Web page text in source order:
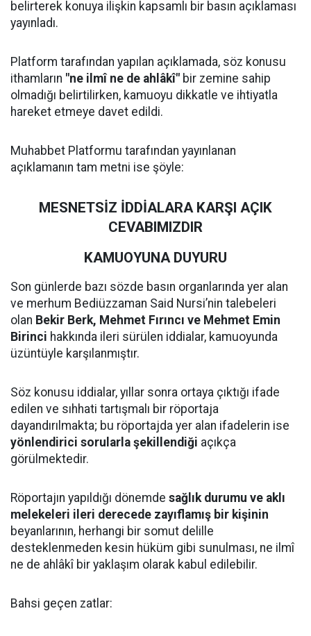
belirterek konuya ilişkin kapsamlı bir basın açıklaması
yayınladı.
Platform tarafından yapılan açıklamada, söz konusu
ithamların "ne ilmî ne de ahlâkî" bir zemine sahip
olmadığı belirtilirken, kamuoyu dikkatle ve ihtiyatla
hareket etmeye davet edildi.
Muhabbet Platformu tarafından yayınlanan
açıklamanın tam metni ise şöyle:
MESNETSİZ İDDİALARA KARŞI AÇIK
CEVABIMIZDIR
KAMUOYUNA DUYURU
Son günlerde bazı sözde basın organlarında yer alan
ve merhum Bediüzzaman Said Nursi’nin talebeleri
olan Bekir Berk, Mehmet Fırıncı ve Mehmet Emin
Birinci hakkında ileri sürülen iddialar, kamuoyunda
üzüntüyle karşılanmıştır.
Söz konusu iddialar, yıllar sonra ortaya çıktığı ifade
edilen ve sıhhati tartışmalı bir röportaja
dayandırılmakta; bu röportajda yer alan ifadelerin ise
yönlendirici sorularla şekillendiği açıkça
görülmektedir.
Röportajın yapıldığı dönemde sağlık durumu ve aklı
melekeleri ileri derecede zayıflamış bir kişinin
beyanlarının, herhangi bir somut delille
desteklenmeden kesin hüküm gibi sunulması, ne ilmî
ne de ahlâkî bir yaklaşım olarak kabul edilebilir.
Bahsi geçen zatlar: